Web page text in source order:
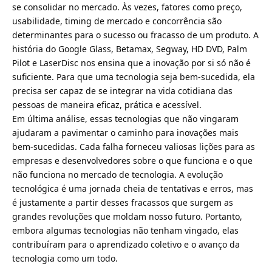
se consolidar no mercado. Às vezes, fatores como preço,
usabilidade, timing de mercado e concorrência são
determinantes para o sucesso ou fracasso de um produto. A
história do Google Glass, Betamax, Segway, HD DVD, Palm
Pilot e LaserDisc nos ensina que a inovação por si só não é
suficiente. Para que uma tecnologia seja bem-sucedida, ela
precisa ser capaz de se integrar na vida cotidiana das
pessoas de maneira eficaz, prática e acessível.
Em última análise, essas tecnologias que não vingaram
ajudaram a pavimentar o caminho para inovações mais
bem-sucedidas. Cada falha forneceu valiosas lições para as
empresas e desenvolvedores sobre o que funciona e o que
não funciona no mercado de tecnologia. A evolução
tecnológica é uma jornada cheia de tentativas e erros, mas
é justamente a partir desses fracassos que surgem as
grandes revoluções que moldam nosso futuro. Portanto,
embora algumas tecnologias não tenham vingado, elas
contribuíram para o aprendizado coletivo e o avanço da
tecnologia como um todo.